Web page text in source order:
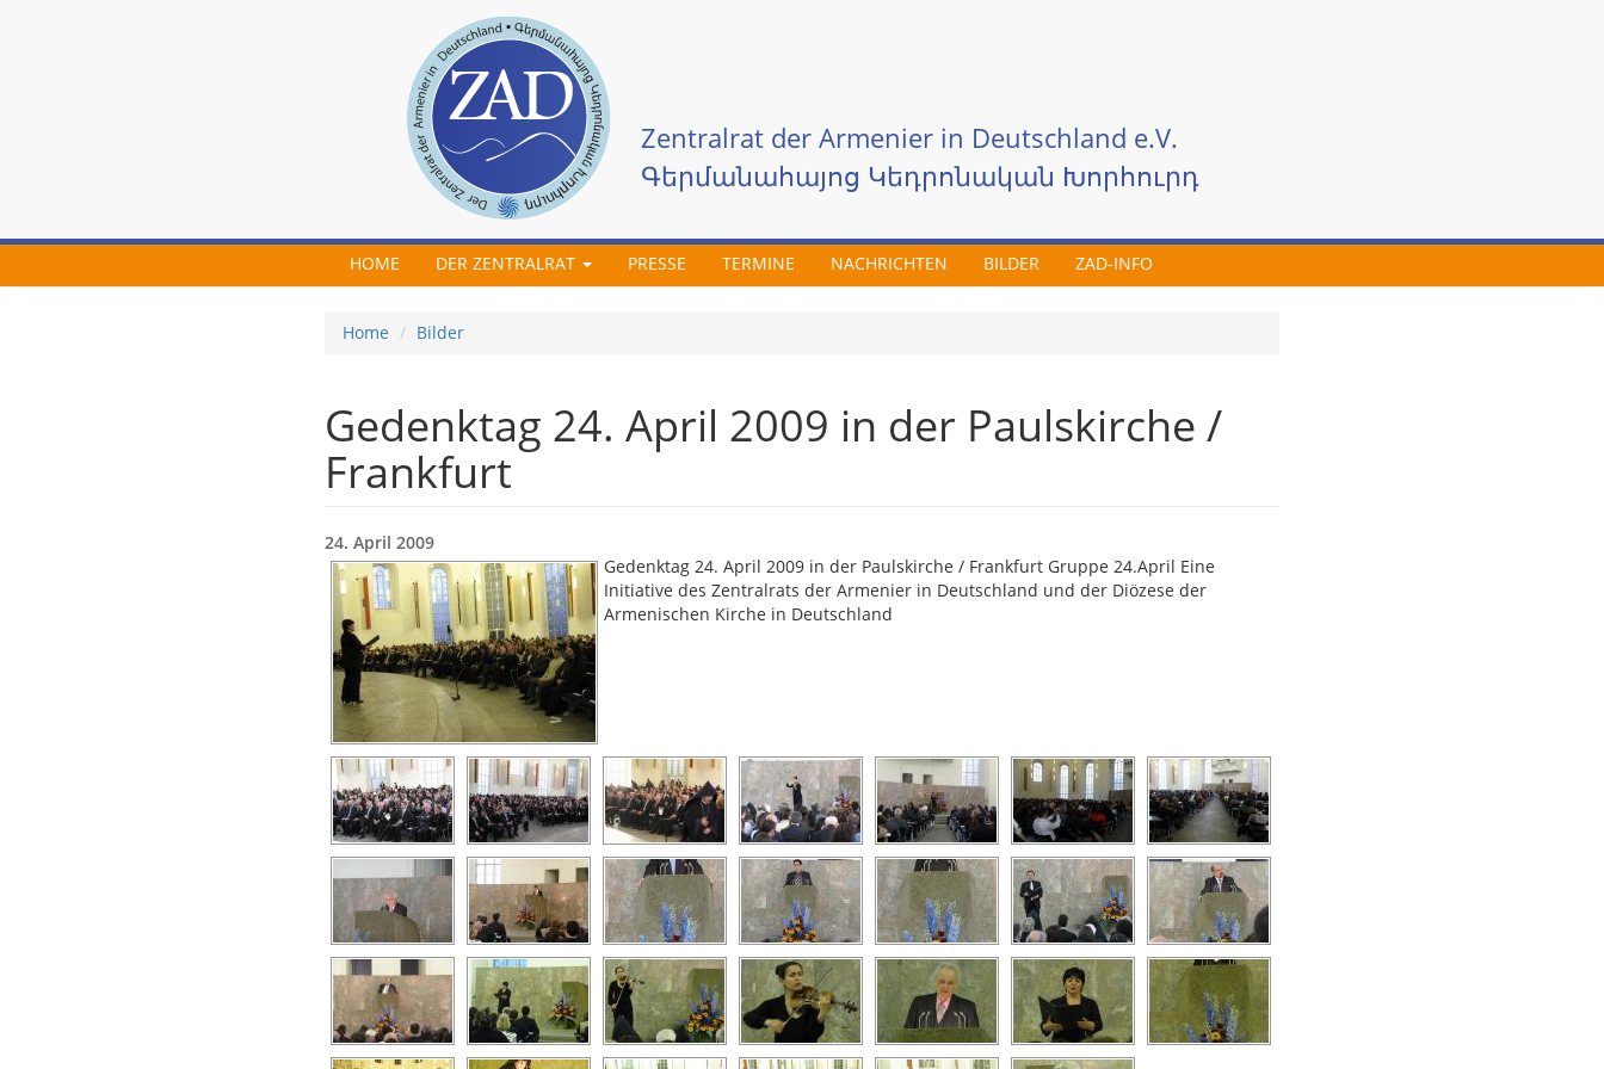
Zentralrat der Armenier in Deutschland e.V.
Գերմանահայոց Կեդրոնական Խորհուրդ
HOME DER ZENTRALRAT PRESSE TERMINE NACHRICHTEN BILDER ZAD-INFO
Home Bilder
Gedenktag 24. April 2009 in der Paulskirche /
Frankfurt
24. April 2009
Gedenktag 24. April 2009 in der Paulskirche / Frankfurt Gruppe 24.April Eine
Initiative des Zentralrats der Armenier in Deutschland und der Diözese der
Armenischen Kirche in Deutschland